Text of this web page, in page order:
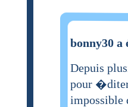
bonny30
Depuis
pour
impossible